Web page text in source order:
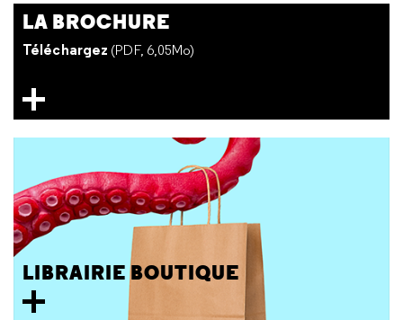
LA BROCHURE
Téléchargez (PDF, 6,05Mo)
LIBRAIRIE BOUTIQUE